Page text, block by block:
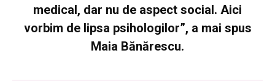
medical, dar nu de aspect social. Aici
vorbim de lipsa psihologilor”, a mai spus
Maia Bănărescu.